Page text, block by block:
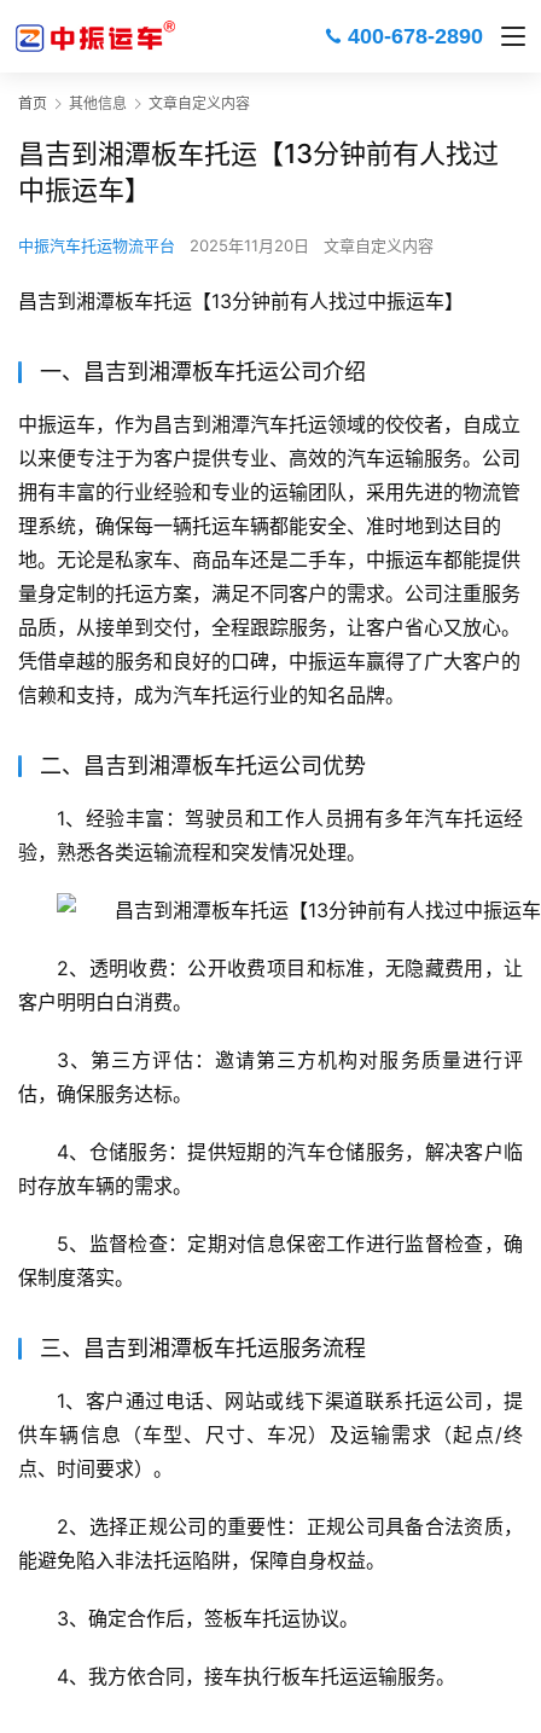
400-678-2890
首页 其他信息 文章自定义内容
昌吉到湘潭板车托运【13分钟前有人找过
中振运车】
中振汽车托运物流平台 2025年11月20日 文章自定义内容
昌吉到湘潭板车托运【13分钟前有人找过中振运车】
一、昌吉到湘潭板车托运公司介绍
中振运车，作为昌吉到湘潭汽车托运领域的佼佼者，自成立
以来便专注于为客户提供专业、高效的汽车运输服务。公司
拥有丰富的行业经验和专业的运输团队，采用先进的物流管
理系统，确保每一辆托运车辆都能安全、准时地到达目的
地。无论是私家车、商品车还是二手车，中振运车都能提供
量身定制的托运方案，满足不同客户的需求。公司注重服务
品质，从接单到交付，全程跟踪服务，让客户省心又放心。
凭借卓越的服务和良好的口碑，中振运车赢得了广大客户的
信赖和支持，成为汽车托运行业的知名品牌。
二、昌吉到湘潭板车托运公司优势
1、经验丰富：驾驶员和工作人员拥有多年汽车托运经
验，熟悉各类运输流程和突发情况处理。
2、透明收费：公开收费项目和标准，无隐藏费用，让
客户明明白白消费。
3、第三方评估：邀请第三方机构对服务质量进行评
估，确保服务达标。
4、仓储服务：提供短期的汽车仓储服务，解决客户临
时存放车辆的需求。
5、监督检查：定期对信息保密工作进行监督检查，确
保制度落实。
三、昌吉到湘潭板车托运服务流程
1、客户通过电话、网站或线下渠道联系托运公司，提
供车辆信息（车型、尺寸、车况）及运输需求（起点/终
点、时间要求）。
2、选择正规公司的重要性：正规公司具备合法资质，
能避免陷入非法托运陷阱，保障自身权益。
3、确定合作后，签板车托运协议。
4、我方依合同，接车执行板车托运运输服务。